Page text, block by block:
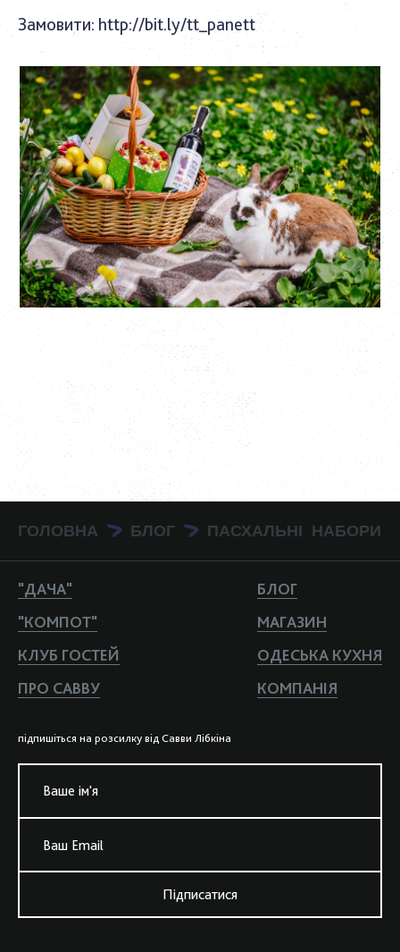
Замовити: http://bit.ly/tt_panett
ГОЛОВНА > БЛОГ > ПАСХАЛЬНІ НАБОРИ
"ДАЧА"
"КОМПОТ"
КЛУБ ГОСТЕЙ
ПРО САВВУ
БЛОГ
МАГАЗИН
ОДЕСЬКА КУХНЯ
КОМПАНIЯ
пiдпишiться на розсилку вiд Савви Лiбкiна
Ваше iм'я
Ваш Email
Підписатися